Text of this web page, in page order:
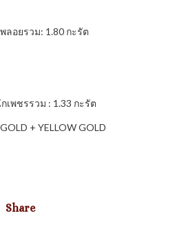
อยรวม: 1.80 กะรัต
เพชรรวม : 1.33 กะรัต
+ YELLOW GOLD
Share